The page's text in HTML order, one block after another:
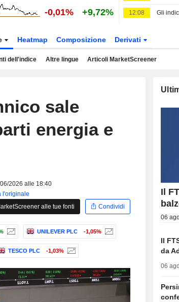
-0,01% +9,72% 12:08
Heatmap Composizione Derivati
dell'indice Altre lingue Articoli MarketScreener
sale
energia e
2026 alle 18:40
l'originale
alle tue fonti
Condividi
UNILEVER PLC -1,05%
TESCO PLC -1,03%
Il
06
Il
da
06